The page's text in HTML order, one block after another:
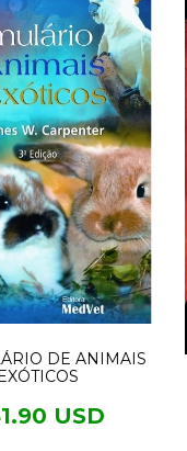
DE ANIMAIS
USD